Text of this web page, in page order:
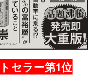
セラー第1位